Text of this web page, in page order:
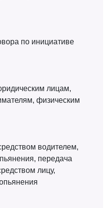
по инициативе
лицам,
физическим
водителем,
передача
лицу,